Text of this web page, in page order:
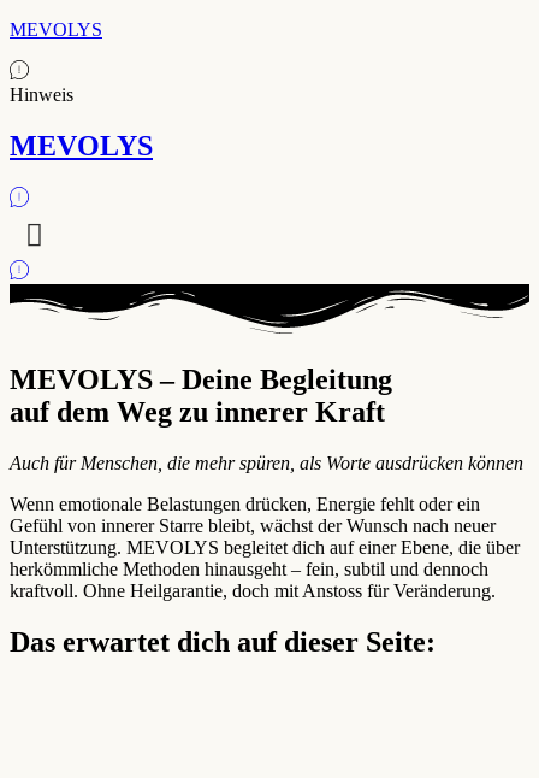
MEVOLYS
Hinweis
MEVOLYS
MEVOLYS – Deine Begleitung
auf dem Weg zu innerer Kraft
Auch für Menschen, die mehr spüren, als Worte ausdrücken können
Wenn emotionale Belastungen drücken, Energie fehlt oder ein
Gefühl von innerer Starre bleibt, wächst der Wunsch nach neuer
Unterstützung. MEVOLYS begleitet dich auf einer Ebene, die über
herkömmliche Methoden hinausgeht – fein, subtil und dennoch
kraftvoll. Ohne Heilgarantie, doch mit Anstoss für Veränderung.
Das erwartet dich auf dieser Seite: